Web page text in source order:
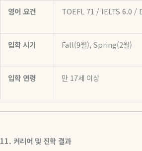
영어 요건 TOEFL 71 / IELTS 6.0 /
입학 시기 Fall(9월), Spring(2월)
입학 연령 만17세 이상
11. 커리어 및 진학 결과